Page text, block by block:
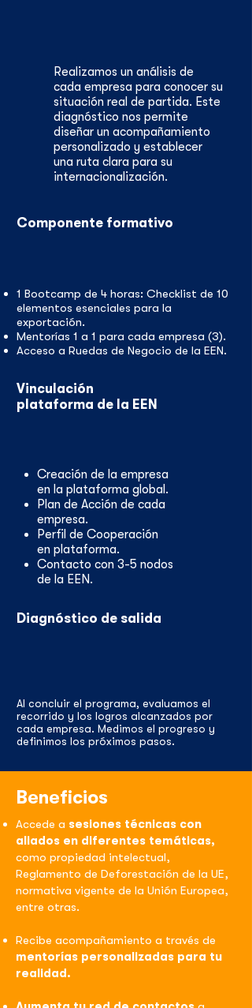
Realizamos un análisis de
cada empresa para conocer su
situación real de partida. Este
diagnóstico nos permite
diseñar un acompañamiento
personalizado y establecer
una ruta clara para su
internacionalización.
Componente formativo
1 Bootcamp de 4 horas: Checklist de 10
elementos esenciales para la
exportación.
Mentorías 1 a 1 para cada empresa (3).
Acceso a Ruedas de Negocio de la EEN.
Vinculación
plataforma de la EEN
Creación de la empresa
en la plataforma global.
Plan de Acción de cada
empresa.
Perfil de Cooperación
en plataforma.
Contacto con 3-5 nodos
de la EEN.
Diagnóstico de salida
Al concluir el programa, evaluamos el
recorrido y los logros alcanzados por
cada empresa. Medimos el progreso y
definimos los próximos pasos.
Beneficios
Accede a sesiones técnicas con
aliados en diferentes temáticas,
como propiedad intelectual,
Reglamento de Deforestación de la UE,
normativa vigente de la Unión Europea,
entre otras.
Recibe acompañamiento a través de
mentorías personalizadas para tu
realidad.